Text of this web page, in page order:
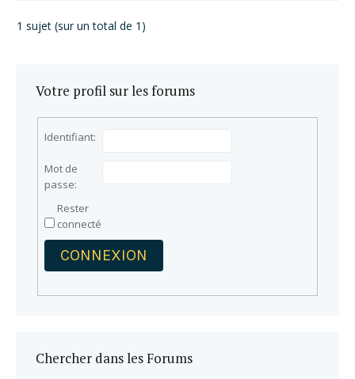
1 sujet (sur un total de 1)
Votre profil sur les forums
Identifiant:
Mot de
passe:
Rester
connecté
CONNEXION
Chercher dans les Forums